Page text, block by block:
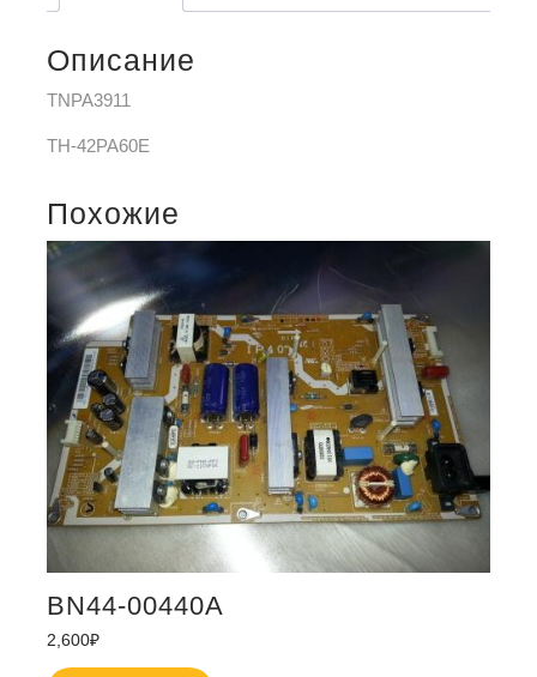
Описание
TNPA3911
TH-42PA60E
Похожие
BN44-00440A
2,600₽